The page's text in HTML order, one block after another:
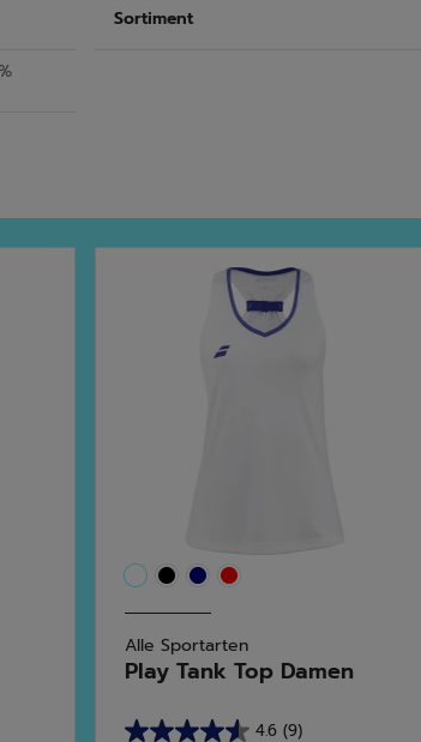
Sortiment
Alle Sportarten
Play Tank Top Damen
4.6 (9)